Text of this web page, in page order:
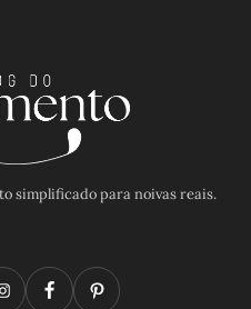
simplificado para noivas reais.